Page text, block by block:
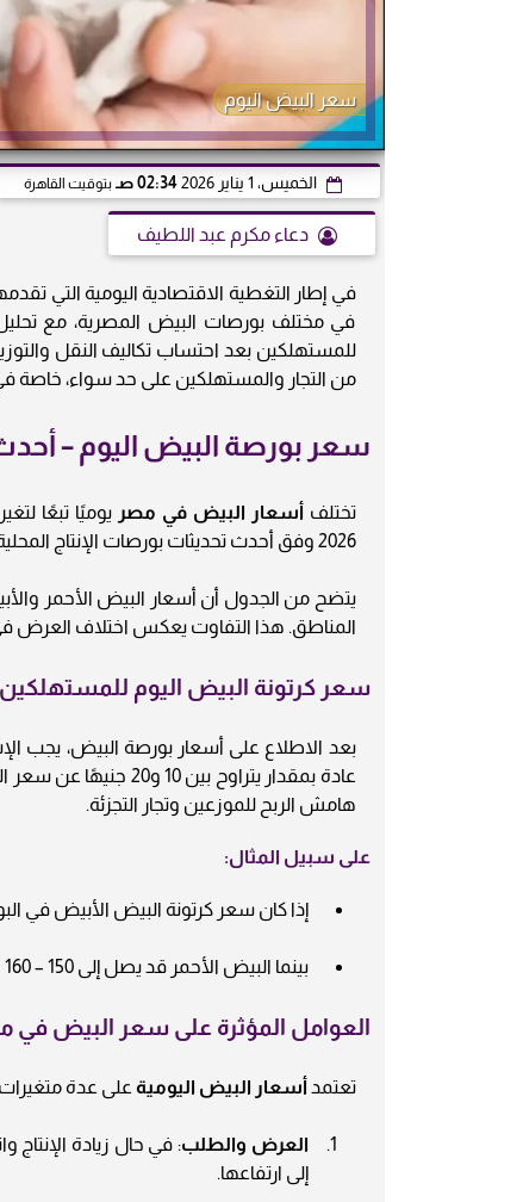
سعر البيض اليوم
الخميس، 1 يناير 2026 02:34 صـ بتوقيت القاهرة
دعاء مكرم عبد اللطيف
في إطار التغطية الاقتصادية اليومية التي
في مختلف بورصات البيض المصرية، مع
للمستهلكين بعد احتساب تكاليف النقل
من التجار والمستهلكين على حد سواء، خاصة
سعر بورصة البيض اليوم –
تختلف أسعار البيض في مصر يوميًا تبعًا
2026 وفق أحدث تحديثات بورصات الإنتاج المحلية على النحو التالي:
يتضح من الجدول أن أسعار البيض الأحمر
المناطق. هذا التفاوت يعكس اختلاف العرض
سعر كرتونة البيض اليوم للمستهلكين
بعد الاطلاع على أسعار بورصة البيض، يجب
عادة بمقدار يتراوح
هامش الربح للموزعين وتجار التجزئة.
على سبيل المثال:
إذا كان سعر كرتونة البيض الأبيض في البورصة 133 جنيهًا، فقد تباع للمستهلك بسعر يتراوح بين
بينما البيض الأحمر قد يصل إلى 150 – 160 جنيهًا حسب المنطقة والطلب.
العوامل المؤثرة على سعر البيض في
تعتمد أسعار البيض اليومية على عدة متغيرات
العرض والطلب: في حال زيادة
إلى ارتفاعها.